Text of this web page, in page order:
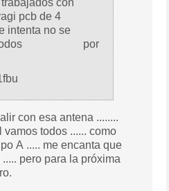
pcb de 4
intenta no se
a todos por
con esa antena ........
todos ...... como
A ..... me encanta que
pero para la próxima